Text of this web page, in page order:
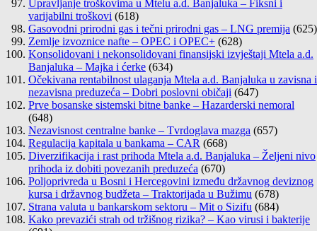
Upravljanje troškovima u Mtelu a.d. Banjaluka – Fiksni i
varijabilni troškovi (618)
Gasovodni prirodni gas i tečni prirodni gas – LNG premija (625)
Zemlje izvoznice nafte – OPEC i OPEC+ (628)
Konsolidovani i nekonsolidovani finansijski izvještaji Mtela a.d.
Banjaluka – Majka i ćerke (634)
Očekivana rentabilnost ulaganja Mtela a.d. Banjaluka u zavisna i
nezavisna preduzeća – Dobri poslovni običaji (647)
Prve bosanske sistemski bitne banke – Hazarderski nemoral
(648)
Nezavisnost centralne banke – Tvrdoglava mazga (657)
Regulacija kapitala u bankama – CAR (668)
Diverzifikacija i rast prihoda Mtela a.d. Banjaluka – Željeni nivo
prihoda iz dobiti povezanih preduzeća (670)
Poljoprivreda u Bosni i Hercegovini između državnog deviznog
kursa i državnog budžeta – Traktorijada u Bužimu (678)
Strana valuta u bankarskom sektoru – Mit o Sizifu (684)
Kako prevazići strah od tržišnog rizika? – Kao virusi i bakterije